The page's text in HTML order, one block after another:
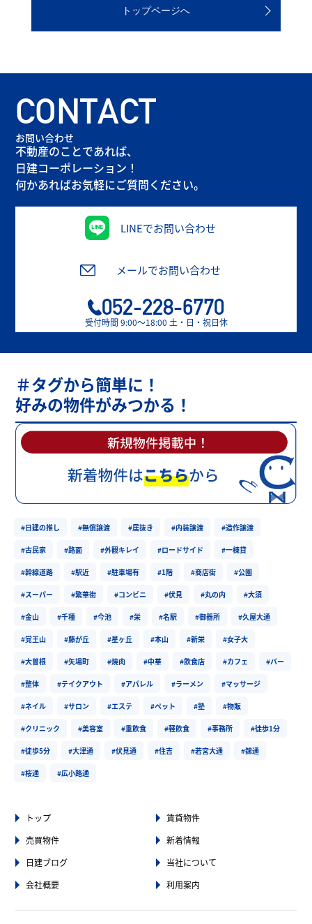
トップページへ
CONTACT
お問い合わせ
不動産のことであれば、
日建コーポレーション！
何かあればお気軽にご質問ください。
LINEでお問い合わせ
メールでお問い合わせ
052-228-6770
受付時間 9:00〜18:00 土・日・祝日休
＃タグから簡単に！
好みの物件がみつかる！
#日建の推し #無償譲渡 #居抜き #内装譲渡 #造作譲渡
#古民家 #路面 #外観キレイ #ロードサイド #一棟貸
#幹線道路 #駅近 #駐車場有 #1階 #商店街 #公園
#スーパー #繁華街 #コンビニ #伏見 #丸の内 #大須
#金山 #千種 #今池 #栄 #名駅 #御器所 #久屋大通
#覚王山 #藤が丘 #星ヶ丘 #本山 #新栄 #女子大
#大曽根 #矢場町 #焼肉 #中華 #飲食店 #カフェ #バー
#整体 #テイクアウト #アパレル #ラーメン #マッサージ
#ネイル #サロン #エステ #ペット #塾 #物販
#クリニック #美容室 #重飲食 #軽飲食 #事務所 #徒歩1分
#徒歩5分 #大津通 #伏見通 #住吉 #若宮大通 #錦通
#桜通 #広小路通
トップ
賃貸物件
売買物件
新着情報
日建ブログ
当社について
会社概要
利用案内